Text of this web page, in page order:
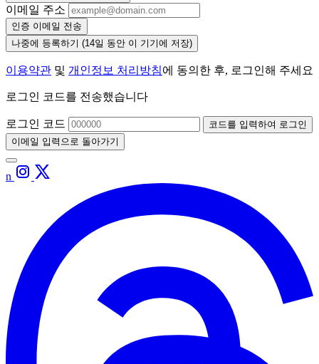
이메일 주소
인증 이메일 전송
나중에 등록하기 (14일 동안 이 기기에 저장)
이용약관 및 개인정보 처리방침에 동의한 후, 로그인해 주세요
로그인 코드를 전송했습니다
로그인 코드
코드를 입력하여 로그인
이메일 입력으로 돌아가기
n